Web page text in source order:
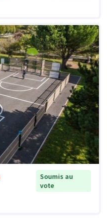
Soumis au
vote